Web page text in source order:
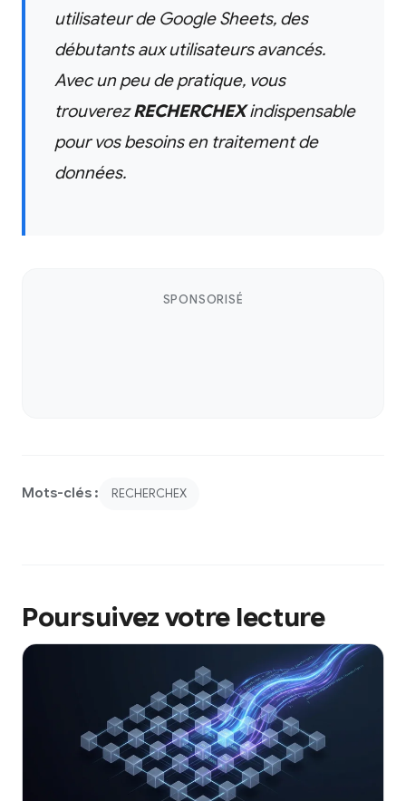
utilisateur de Google Sheets, des
débutants aux utilisateurs avancés.
Avec un peu de pratique, vous
trouverezRECHERCHEXindispensable
pour vos besoins en traitement de
données.
SPONSORISÉ
Mots-clés : RECHERCHEX
Poursuivez votre lecture